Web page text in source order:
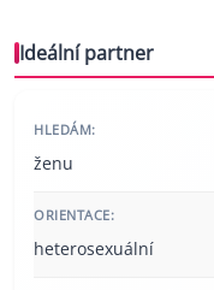
Ideální partner
HLEDÁM:
ženu
ORIENTACE:
heterosexuální